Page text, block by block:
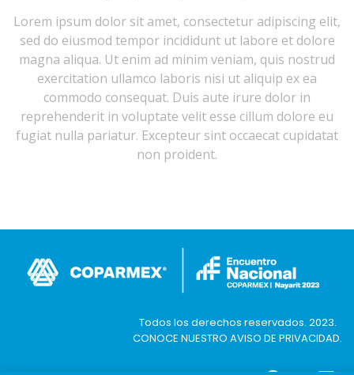
Lorem ipsum dolor sit amet, consectetur adipiscing elit,
sed do eiusmod tempor incididunt ut labore et dolore
magna aliqua. Ut enim ad minim veniam, quis nostrud
exercitation ullamco laboris nisi ut aliquip ex ea
commodo consequat. Duis aute irure dolor in
reprehenderit in voluptate velit esse cillum dolore eu
fugiat nulla pariatur. Excepteur sint occaecat cupidatat
non proident.
Todos los derechos reservados. 2023.
CONOCE NUESTRO AVISO DE PRIVACIDAD.